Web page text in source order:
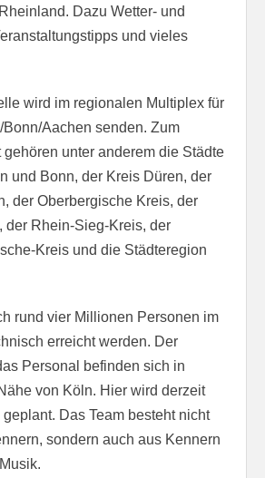
Dazu Wetter- und
und vieles
wird im regionalen Multiplex für
Aachen senden. Zum
gehören unter anderem die Städte
und Bonn, der Kreis Düren, der
der Oberbergische Kreis, der
der Rhein-Sieg-Kreis, der
Kreis und die Städteregion
rund vier Millionen Personen im
erreicht werden. Der
Personal befinden sich in
von Köln. Hier wird derzeit
Das Team besteht nicht
sondern auch aus Kennern